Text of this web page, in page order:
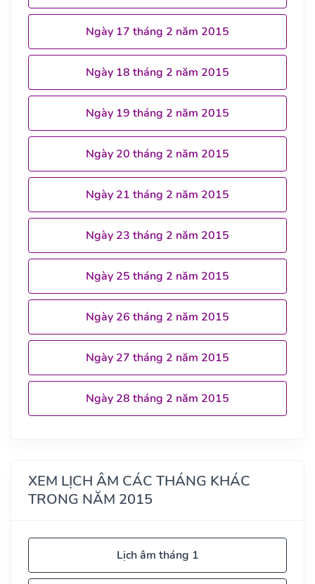
Ngày 17 tháng 2 năm 2015
Ngày 18 tháng 2 năm 2015
Ngày 19 tháng 2 năm 2015
Ngày 20 tháng 2 năm 2015
Ngày 21 tháng 2 năm 2015
Ngày 23 tháng 2 năm 2015
Ngày 25 tháng 2 năm 2015
Ngày 26 tháng 2 năm 2015
Ngày 27 tháng 2 năm 2015
Ngày 28 tháng 2 năm 2015
XEM LỊCH ÂM CÁC THÁNG KHÁC
TRONG NĂM 2015
Lịch âm tháng 1